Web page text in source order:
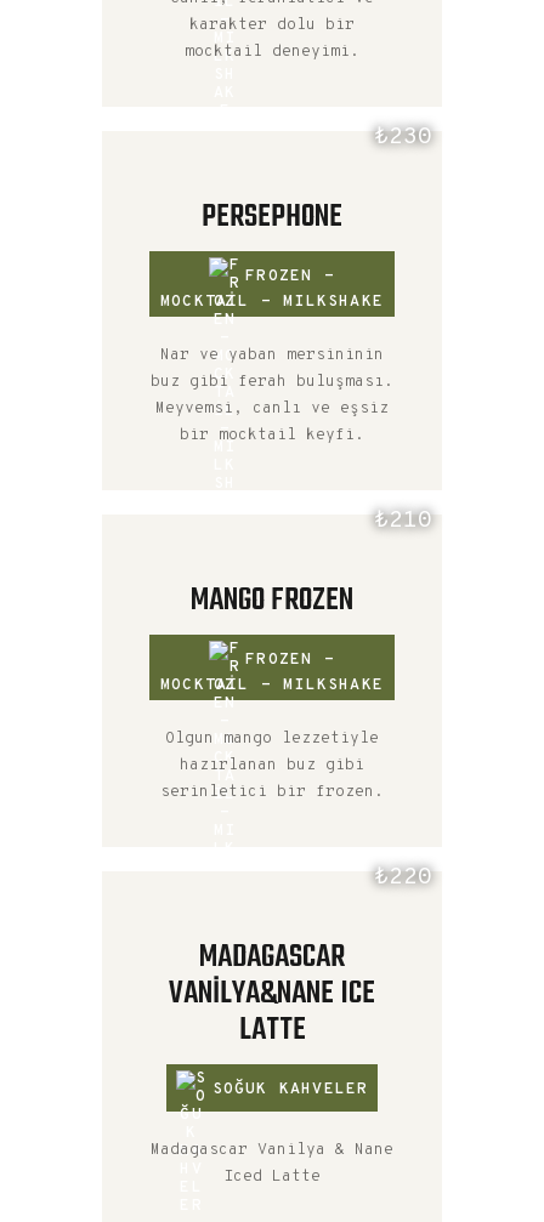
karakter dolu bir
mocktail deneyimi.
₺230
PERSEPHONE
FROZEN -
MOCKTAIL - MILKSHAKE
Nar ve yaban mersininin
buz gibi ferah buluşması.
Meyvemsi, canlı ve eşsiz
bir mocktail keyfi.
₺210
MANGO FROZEN
FROZEN -
MOCKTAIL - MILKSHAKE
Olgun mango lezzetiyle
hazırlanan buz gibi
serinletici bir frozen.
₺220
MADAGASCAR
VANILYA&NANE ICE
LATTE
SOĞUK KAHVELER
Madagascar Vanilya & Nane
Iced Latte